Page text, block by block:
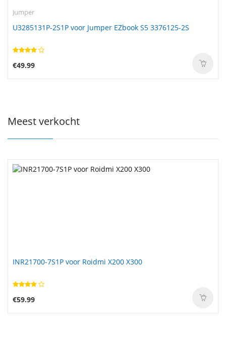
Jumper
U3285131P-2S1P voor Jumper EZbook S5 3376125-2S
€49.99
Meest verkocht
INR21700-7S1P voor Roidmi X200 X300
€59.99